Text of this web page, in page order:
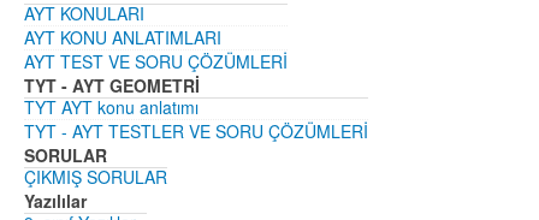
AYT KONULARI
AYT KONU ANLATIMLARI
AYT TEST VE SORU ÇÖZÜMLERİ
TYT - AYT GEOMETRİ
TYT AYT konu anlatımı
TYT - AYT TESTLER VE SORU ÇÖZÜMLERİ
SORULAR
ÇIKMIŞ SORULAR
Yazılılar